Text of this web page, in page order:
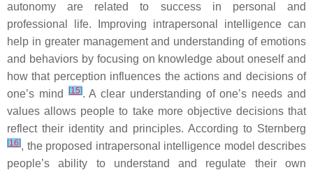
autonomy are related to success in personal and
professional life. Improving intrapersonal intelligence can
help in greater management and understanding of emotions
and behaviors by focusing on knowledge about oneself and
how that perception influences the actions and decisions of
one’s mind
[15]. A clear understanding of one’s needs and
values allows people to take more objective decisions that
reflect their identity and principles. According to Sternberg
[16], the proposed intrapersonal intelligence model describes
people’s ability to understand and regulate their own